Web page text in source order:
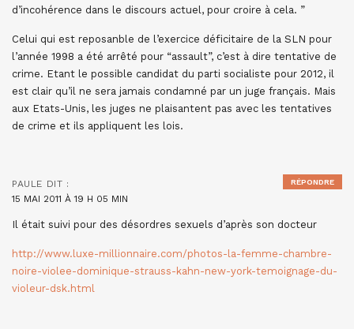
d’incohérence dans le discours actuel, pour croire à cela. ”
Celui qui est reposanble de l’exercice déficitaire de la SLN pour
l’année 1998 a été arrêté pour “assault”, c’est à dire tentative de
crime. Etant le possible candidat du parti socialiste pour 2012, il
est clair qu’il ne sera jamais condamné par un juge français. Mais
aux Etats-Unis, les juges ne plaisantent pas avec les tentatives
de crime et ils appliquent les lois.
PAULE DIT :
15 MAI 2011 À 19 H 05 MIN
Il était suivi pour des désordres sexuels d’après son docteur
http://www.luxe-millionnaire.com/photos-la-femme-chambre-
noire-violee-dominique-strauss-kahn-new-york-temoignage-du-
violeur-dsk.html
RÉPONDRE